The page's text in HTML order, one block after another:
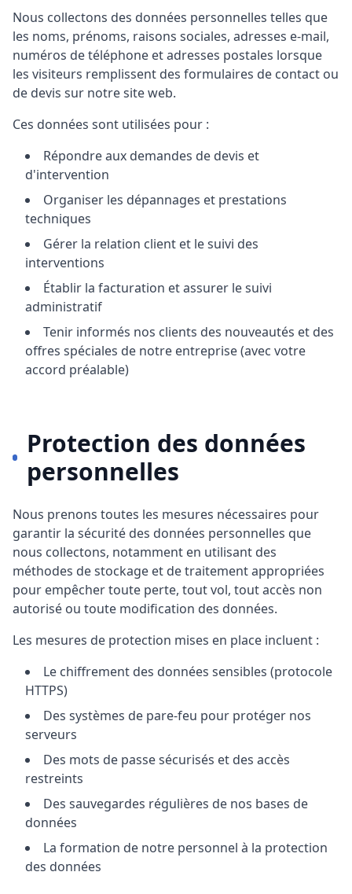
Nous collectons des données personnelles telles que
les noms, prénoms, raisons sociales, adresses e-mail,
numéros de téléphone et adresses postales lorsque
les visiteurs remplissent des formulaires de contact ou
de devis sur notre site web.
Ces données sont utilisées pour :
Répondre aux demandes de devis et
d'intervention
Organiser les dépannages et prestations
techniques
Gérer la relation client et le suivi des
interventions
Établir la facturation et assurer le suivi
administratif
Tenir informés nos clients des nouveautés et des
offres spéciales de notre entreprise (avec votre
accord préalable)
Protection des données
personnelles
Nous prenons toutes les mesures nécessaires pour
garantir la sécurité des données personnelles que
nous collectons, notamment en utilisant des
méthodes de stockage et de traitement appropriées
pour empêcher toute perte, tout vol, tout accès non
autorisé ou toute modification des données.
Les mesures de protection mises en place incluent :
Le chiffrement des données sensibles (protocole
HTTPS)
Des systèmes de pare-feu pour protéger nos
serveurs
Des mots de passe sécurisés et des accès
restreints
Des sauvegardes régulières de nos bases de
données
La formation de notre personnel à la protection
des données